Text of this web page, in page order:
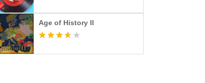
Age of History II